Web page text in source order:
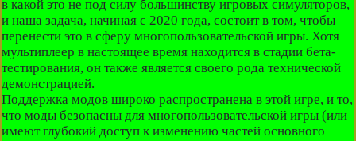
в какой это не под силу большинству игровых симуляторов,
и наша задача, начиная с 2020 года, состоит в том, чтобы
перенести это в сферу многопользовательской игры. Хотя
мультиплеер в настоящее время находится в стадии бета-
тестирования, он также является своего рода технической
демонстрацией.
Поддержка модов широко распространена в этой игре, и то,
что моды безопасны для многопользовательской игры (или
имеют глубокий доступ к изменению частей основного